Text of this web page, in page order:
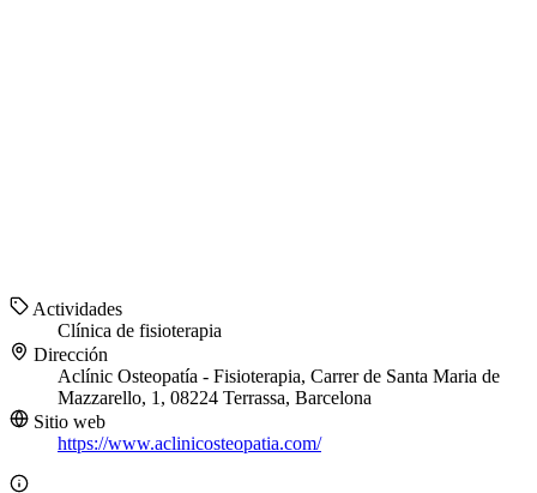
Actividades
Clínica de fisioterapia
Dirección
Aclínic Osteopatía - Fisioterapia, Carrer de Santa Maria de
Mazzarello, 1, 08224 Terrassa, Barcelona
Sitio web
https://www.aclinicosteopatia.com/